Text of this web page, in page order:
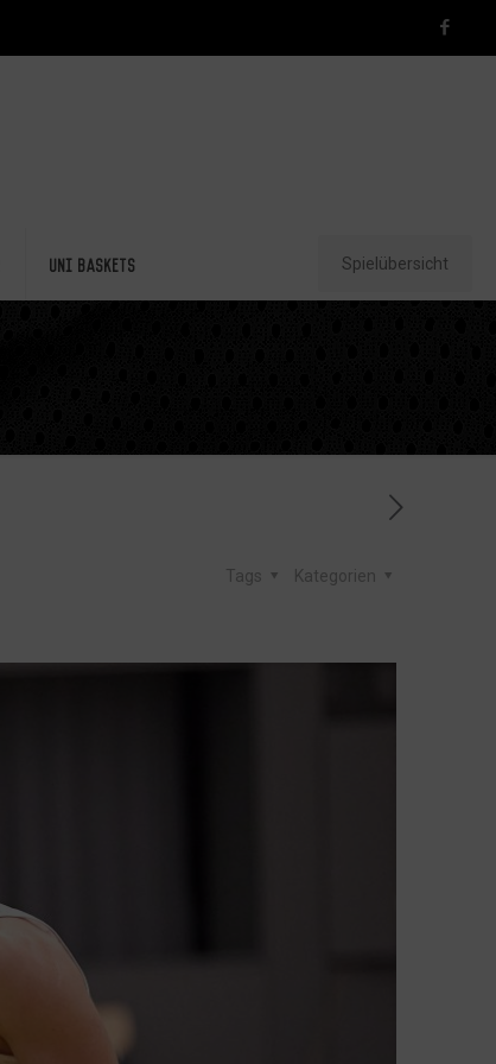
Uni Baskets Spielübersicht
Kategorien
Tags